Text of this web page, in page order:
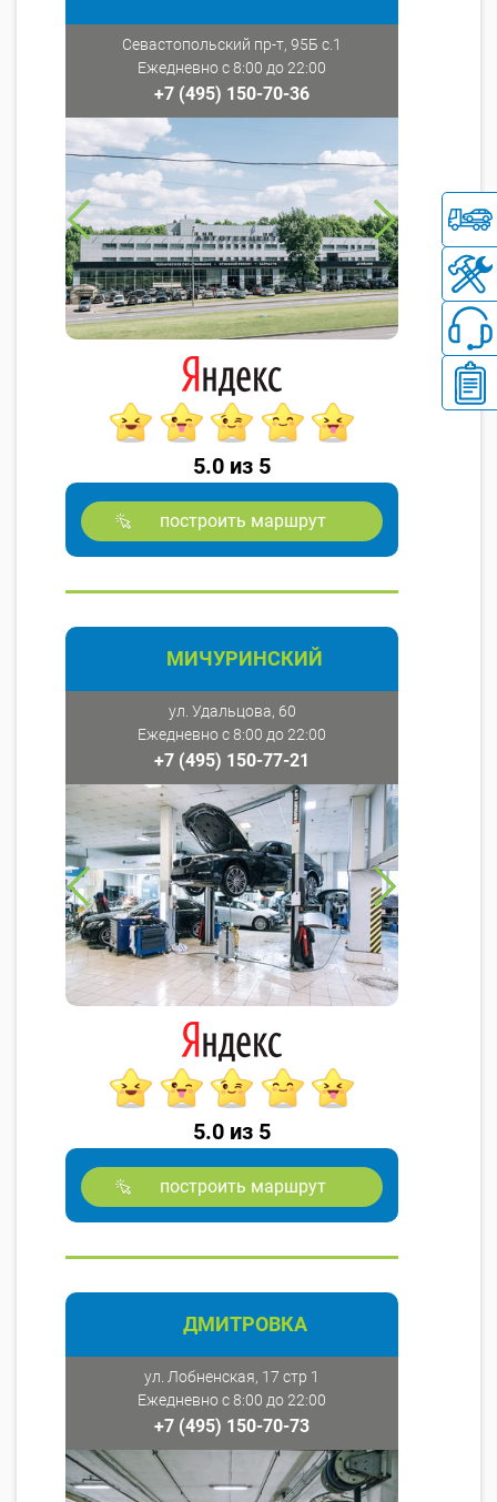
Севастопольский пр-т, 95Б с.1
Ежедневно с 8:00 до 22:00
+7 (495) 150-70-36
5.0 из 5
построить маршрут
МИЧУРИНСКИЙ
ул. Удальцова, 60
Ежедневно с 8:00 до 22:00
+7 (495) 150-77-21
5.0 из 5
построить маршрут
ДМИТРОВКА
ул. Лобненская, 17 стр 1
Ежедневно с 8:00 до 22:00
+7 (495) 150-70-73